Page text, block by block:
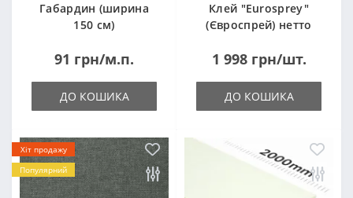
Габардин (ширина
150 см)
91 грн/м.п.
ДО КОШИКА
Клей "Eurosprey"
(Євроспрей) нетто
1 998 грн/шт.
ДО КОШИКА
Хіт продажу
Популярний